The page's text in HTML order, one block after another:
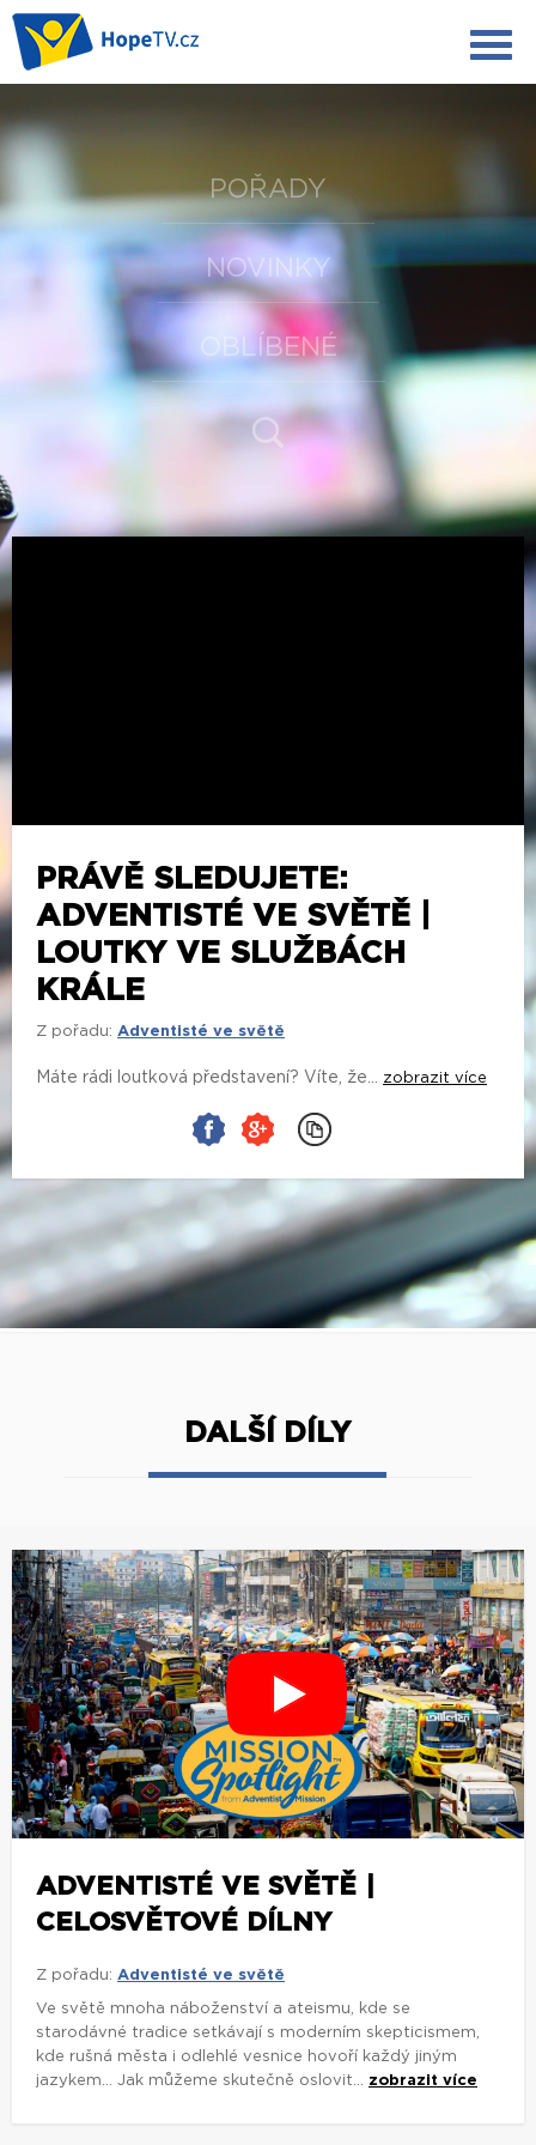
POŘADY
NOVINKY
OBLÍBENÉ
PRÁVĚ SLEDUJETE:
ADVENTISTÉ VE SVĚTĚ |
LOUTKY VE SLUŽBÁCH
KRÁLE
Z pořadu: Adventisté ve světě
Máte rádi loutková představení? Víte, že... zobrazit více
DALŠÍ DÍLY
ADVENTISTÉ VE SVĚTĚ |
CELOSVĚTOVÉ DÍLNY
Z pořadu: Adventisté ve světě
Ve světě mnoha náboženství a ateismu, kde se
starodávné tradice setkávají s moderním skepticismem,
kde rušná města i odlehlé vesnice hovoří každý jiným
jazykem... Jak můžeme skutečně oslovit... zobrazit více